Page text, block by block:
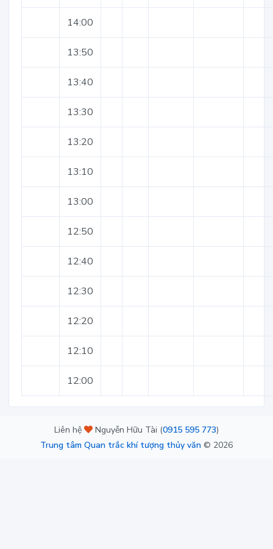
14:00
13:50
13:40
13:30
13:20
13:10
13:00
12:50
12:40
12:30
12:20
12:10
12:00
Liên hệ Nguyễn Hữu Tài (0915 595 773)
Trung tâm Quan trắc khí tượng thủy văn © 2026